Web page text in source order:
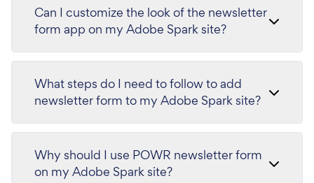
Can I customize the look of the newsletter
form app on my Adobe Spark site?
What steps do I need to follow to add
newsletter form to my Adobe Spark site?
Why should I use POWR newsletter form
on my Adobe Spark site?